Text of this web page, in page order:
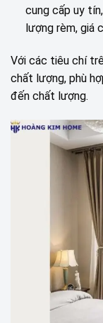
cung cấp uy
lượng rèm, giá
Với các tiêu chí
chất lượng, phù
đến chất lượng.